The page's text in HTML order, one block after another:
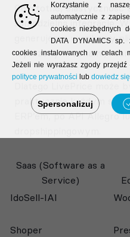
Co istotne, elastyczność
samodzielną integrację.
generujemy wynikowy
wyliczonymi cenami) i
praktycznie każdym
ERP’em, po API Allegro
Saas (Software as a
Service)
IdoSell-IAI
Shoper
Korzystanie z
automatycznie z
cookies niezbędnych
DATA DYNAMICS
cookies instalowanych w celach
Jeżeli nie wyrażasz zgody
polityce prywatności lub dowiedz
Spersonalizuj